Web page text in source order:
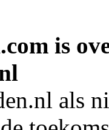
is
als